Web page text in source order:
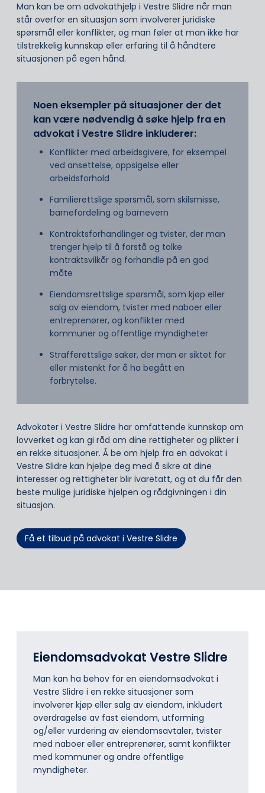
Man kan be om advokathjelp i Vestre Slidre når man
står overfor en situasjon som involverer juridiske
spørsmål eller konflikter, og man føler at man ikke har
tilstrekkelig kunnskap eller erfaring til å håndtere
situasjonen på egen hånd.
Noen eksempler på situasjoner der det
kan være nødvendig å søke hjelp fra en
advokat i Vestre Slidre inkluderer:
Konflikter med arbeidsgivere, for eksempel
ved ansettelse, oppsigelse eller
arbeidsforhold
Familierettslige spørsmål, som skilsmisse,
barnefordeling og barnevern
Kontraktsforhandlinger og tvister, der man
trenger hjelp til å forstå og tolke
kontraktsvilkår og forhandle på en god
måte
Eiendomsrettslige spørsmål, som kjøp eller
salg av eiendom, tvister med naboer eller
entreprenører, og konflikter med
kommuner og offentlige myndigheter
Strafferettslige saker, der man er siktet for
eller mistenkt for å ha begått en
forbrytelse.
Advokater i Vestre Slidre har omfattende kunnskap om
lovverket og kan gi råd om dine rettigheter og plikter i
en rekke situasjoner. Å be om hjelp fra en advokat i
Vestre Slidre kan hjelpe deg med å sikre at dine
interesser og rettigheter blir ivaretatt, og at du får den
beste mulige juridiske hjelpen og rådgivningen i din
situasjon.
Få et tilbud på advokat i Vestre Slidre
Eiendomsadvokat Vestre Slidre
Man kan ha behov for en eiendomsadvokat i
Vestre Slidre i en rekke situasjoner som
involverer kjøp eller salg av eiendom, inkludert
overdragelse av fast eiendom, utforming
og/eller vurdering av eiendomsavtaler, tvister
med naboer eller entreprenører, samt konflikter
med kommuner og andre offentlige
myndigheter.